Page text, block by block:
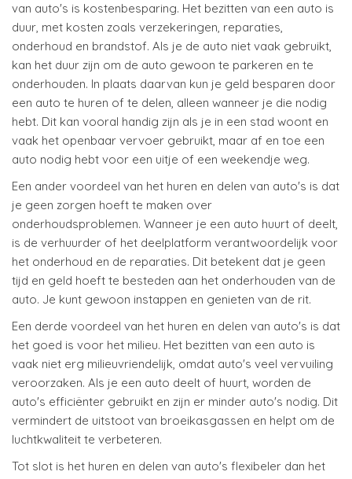
van auto's is kostenbesparing. Het bezitten van een auto is
duur, met kosten zoals verzekeringen, reparaties,
onderhoud en brandstof. Als je de auto niet vaak gebruikt,
kan het duur zijn om de auto gewoon te parkeren en te
onderhouden. In plaats daarvan kun je geld besparen door
een auto te huren of te delen, alleen wanneer je die nodig
hebt. Dit kan vooral handig zijn als je in een stad woont en
vaak het openbaar vervoer gebruikt, maar af en toe een
auto nodig hebt voor een uitje of een weekendje weg.
Een ander voordeel van het huren en delen van auto's is dat
je geen zorgen hoeft te maken over
onderhoudsproblemen. Wanneer je een auto huurt of deelt,
is de verhuurder of het deelplatform verantwoordelijk voor
het onderhoud en de reparaties. Dit betekent dat je geen
tijd en geld hoeft te besteden aan het onderhouden van de
auto. Je kunt gewoon instappen en genieten van de rit.
Een derde voordeel van het huren en delen van auto's is dat
het goed is voor het milieu. Het bezitten van een auto is
vaak niet erg milieuvriendelijk, omdat auto's veel vervuiling
veroorzaken. Als je een auto deelt of huurt, worden de
auto's efficiënter gebruikt en zijn er minder auto's nodig. Dit
vermindert de uitstoot van broeikasgassen en helpt om de
luchtkwaliteit te verbeteren.
Tot slot is het huren en delen van auto's flexibeler dan het